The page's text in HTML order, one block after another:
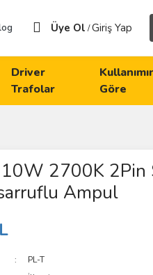
Üye Ol /Giriş Yap
Driver
Trafolar
Göre
2700K 2Pin
Ampul
PL-T